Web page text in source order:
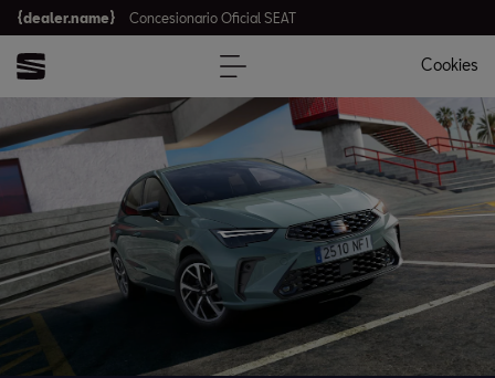
{dealer.name} Concesionario Oficial SEAT
Cookies